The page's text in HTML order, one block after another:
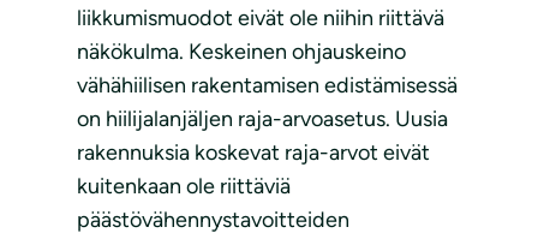
liikkumismuodot eivät ole niihin riittävä
näkökulma. Keskeinen ohjauskeino
vähähiilisen rakentamisen edistämisessä
on hiilijalanjäljen raja-arvoasetus. Uusia
rakennuksia koskevat raja-arvot eivät
kuitenkaan ole riittäviä
päästövähennystavoitteiden